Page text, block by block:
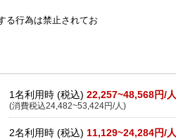
る行為は禁止されてお
1名利用時 (税込) 22,257~48,568円/人
(消費税込24,482~53,424円/人)
2名利用時 (税込) 11,129~24,284円/人